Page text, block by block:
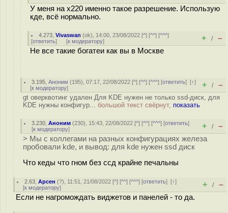
У меня на х220 именно такое разрешение. Использую
кде, всё нормально.
4.273 ,Vivaswan (ok), 14:00, 23/08/2022 [^] [^^] [^^^]
[ответить] [к модератору] + / –
Не все такие богатеи как вы в Москве
3.195 ,Аноним (195), 07:17, 22/08/2022 [^] [^^] [^^^] [ответить][↑]
[к модератору] + / –
gt оверквотинг удален Для KDE нужен не только ssd-диск, для
KDE нужны конфигур... большой текст свёрнут, показать
3.230 ,Аноним (230), 15:43, 22/08/2022 [^] [^^] [^^^] [ответить]
[к модератору] + / –
> Мы с коллегами на разных конфигурациях железа
пробовали kde, и вывод: для kde нужен ssd диск
Что кеды что гном без ссд крайне печальны
2.63 ,Арсен (?), 11:51, 21/08/2022 [^] [^^] [^^^] [ответить][↑]
[к модератору] + / –
Если не нагромождать виджетов и панелей - то да.